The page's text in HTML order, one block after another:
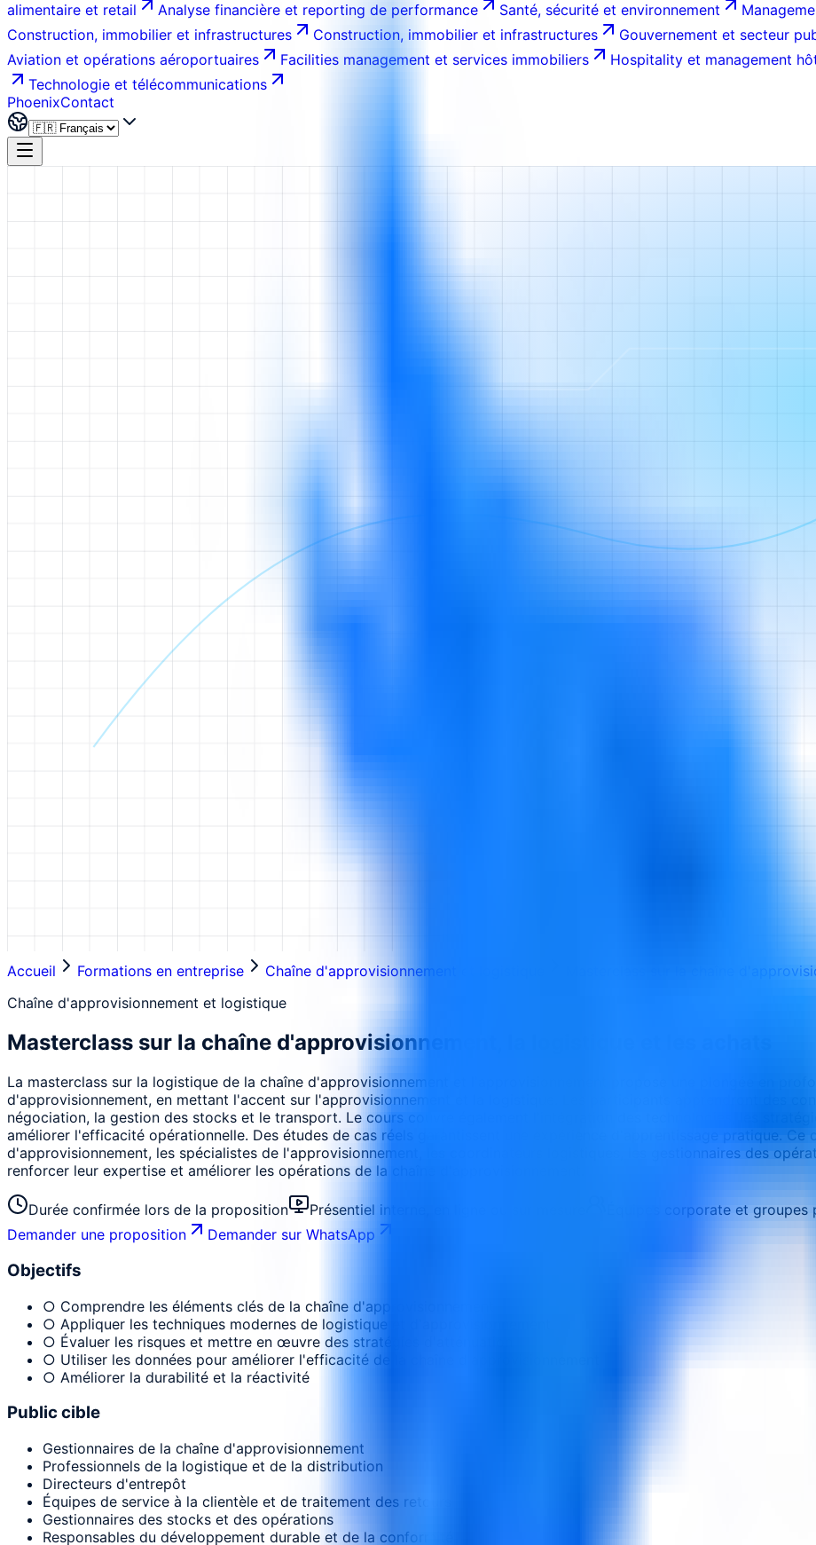
alimentaire et retail
Analyse financière et reporting de performance Santé, sécurité et environnement
Construction, immobilier et infrastructures
Construction, immobilier et infrastructures Gouvernement et secteur
Aviation et opérations aéroportuaires
Facilities management et services immobiliers Hospitality et management
Technologie et télécommunications
PhoenixContact
Accueil Formations en entreprise Chaîne d'approvisionnement et logistique
Masterclass sur la chaîne
Chaîne d'approvisionnement et logistique
Masterclass sur la chaîne d'approvisionnement, la logistique et les achats
La masterclass sur la logistique de la chaîne d'approvisionnement et l'approvisionnement propose une plongée en
d'approvisionnement, en mettant l'accent sur l'approvisionnement et la logistique. Les participants apprendront des
négociation, la gestion des stocks et le transport. Le cours couvre également l'intégration des technologies, les
améliorer l'efficacité opérationnelle. Des études de cas réels garantissent une expérience d'apprentissage pratique.
d'approvisionnement, les spécialistes de l'approvisionnement, les coordinateurs logistiques, les gestionnaires des
renforcer leur expertise et améliorer les opérations de la chaîne d'approvisionnement.
Durée confirmée lors de la proposition Présentiel interne, en ligne ou sur mesure
Équipes corporate et groupes
Demander une proposition
Demander sur WhatsApp
Objectifs
○ Comprendre les éléments clés de la chaîne d'approvisionnement
○ Appliquer les techniques modernes de logistique et d'approvisionnement
○ Évaluer les risques et mettre en œuvre des stratégies d'atténuation
○ Utiliser les données pour améliorer l'efficacité de la chaîne d'approvisionnement
○ Améliorer la durabilité et la réactivité
Public cible
Gestionnaires de la chaîne d'approvisionnement
Professionnels de la logistique et de la distribution
Directeurs d'entrepôt
Équipes de service à la clientèle et de traitement des retours
Gestionnaires des stocks et des opérations
Responsables du développement durable et de la conformité